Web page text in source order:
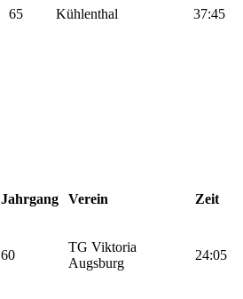
65 Kühlenthal 37:45
Jahrgang Verein Zeit
60
TG Viktoria
Augsburg
24:05